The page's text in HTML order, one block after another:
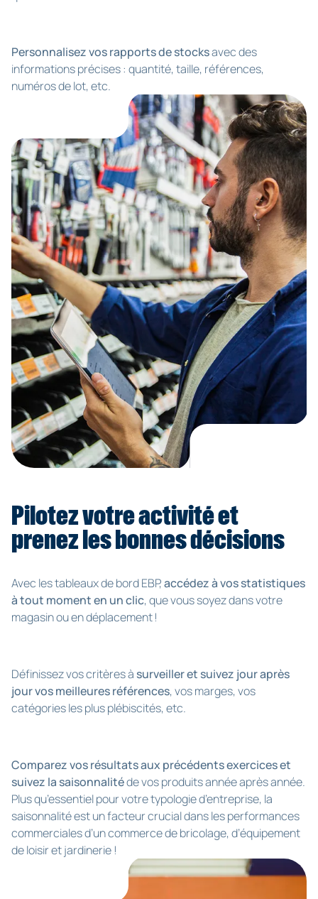
Personnalisez vos rapports de stocksavec des
informations précises : quantité, taille, références,
numéros de lot, etc.
Pilotez votre activité et
prenez les bonnes décisions
Avec les tableaux de bord EBP,accédez à vos statistiques
à tout moment en un clic, que vous soyez dans votre
magasin ou en déplacement !
Définissez vos critères à surveiller et suivez jour après
jour vos meilleures références, vos marges, vos
catégories les plus plébiscités, etc.
Comparez vos résultats aux précédents exercices et
suivez la saisonnalitéde vos produits année après année.
Plus qu’essentiel pour votre typologie d’entreprise, la
saisonnalité est un facteur crucial dans les performances
commerciales d’un commerce de bricolage, d’équipement
de loisir et jardinerie !